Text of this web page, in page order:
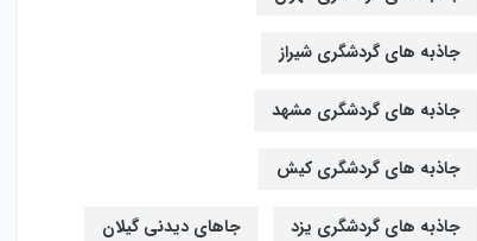
جاذبه های گردشگری شیراز
جاذبه های گردشگری مشهد
جاذبه های گردشگری کیش
جاذبه های گردشگری یزد جاهای دیدنی گیلان